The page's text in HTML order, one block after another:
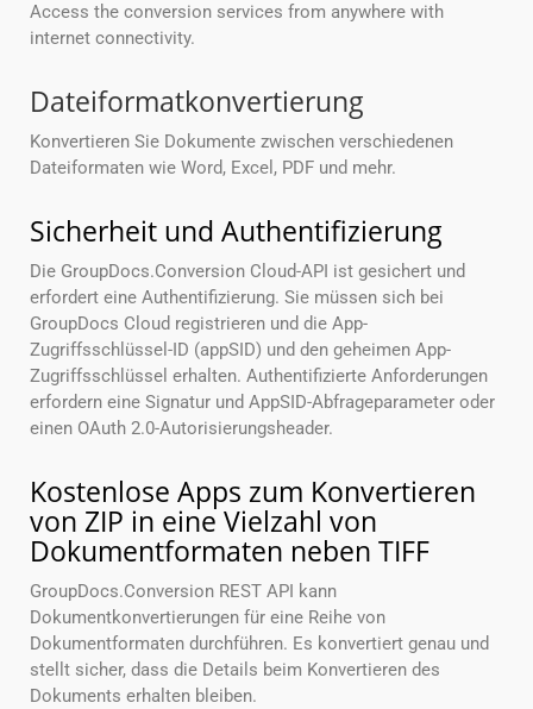
Access the conversion services from anywhere with
internet connectivity.
Dateiformatkonvertierung
Konvertieren Sie Dokumente zwischen verschiedenen
Dateiformaten wie Word, Excel, PDF und mehr.
Sicherheit und Authentifizierung
Die GroupDocs.Conversion Cloud-API ist gesichert und
erfordert eine Authentifizierung. Sie müssen sich bei
GroupDocs Cloud registrieren und die App-
Zugriffsschlüssel-ID (appSID) und den geheimen App-
Zugriffsschlüssel erhalten. Authentifizierte Anforderungen
erfordern eine Signatur und AppSID-Abfrageparameter oder
einen OAuth 2.0-Autorisierungsheader.
Kostenlose Apps zum Konvertieren
von ZIP in eine Vielzahl von
Dokumentformaten neben TIFF
GroupDocs.Conversion REST API kann
Dokumentkonvertierungen für eine Reihe von
Dokumentformaten durchführen. Es konvertiert genau und
stellt sicher, dass die Details beim Konvertieren des
Dokuments erhalten bleiben.